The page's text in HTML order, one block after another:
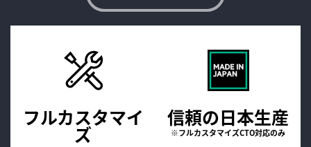
フルカスタマイ
ズ
信頼の日本生産
※フルカスタマイズCTO対応のみ